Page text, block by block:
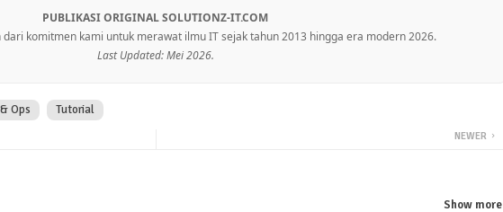
PUBLIKASI ORIGINAL SOLUTIONZ-IT.COM
komitmen kami untuk merawat ilmu IT sejak tahun 2013 hingga era modern 2026.
Last Updated: Mei 2026.
Ops Tutorial
NEWER
Show more